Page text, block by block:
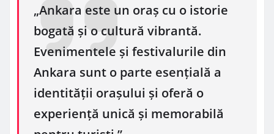
„Ankara este un oraș cu o istorie
bogată și o cultură vibrantă.
Evenimentele și festivalurile din
Ankara sunt o parte esențială a
identității orașului și oferă o
experiență unică și memorabilă